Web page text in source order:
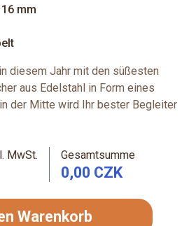
mm
diesem Jahr mit den süßesten
aus Edelstahl in Form eines
der Mitte wird Ihr bester Begleiter
MwSt. Gesamtsumme
0,00 CZK
Warenkorb